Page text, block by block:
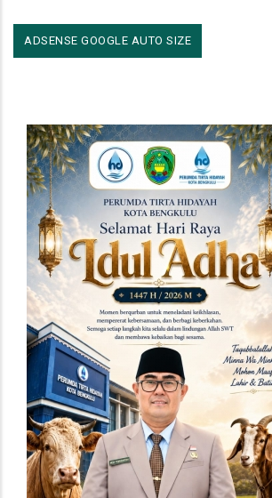
ADSENSE GOOGLE AUTO SIZE